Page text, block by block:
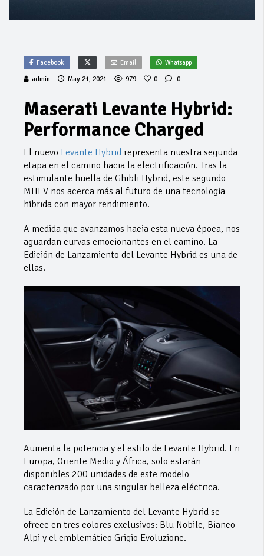
Facebook Email Whatsapp
admin May 21, 2021 979 0 0
Maserati Levante Hybrid:
Performance Charged
El nuevo Levante Hybrid representa nuestra segunda
etapa en el camino hacia la electrificación. Tras la
estimulante huella de Ghibli Hybrid, este segundo
MHEV nos acerca más al futuro de una tecnología
híbrida con mayor rendimiento.
A medida que avanzamos hacia esta nueva época, nos
aguardan curvas emocionantes en el camino. La
Edición de Lanzamiento del Levante Hybrid es una de
ellas.
Aumenta la potencia y el estilo de Levante Hybrid. En
Europa, Oriente Medio y África, solo estarán
disponibles 200 unidades de este modelo
caracterizado por una singular belleza eléctrica.
La Edición de Lanzamiento del Levante Hybrid se
ofrece en tres colores exclusivos: Blu Nobile, Bianco
Alpi y el emblemático Grigio Evoluzione.